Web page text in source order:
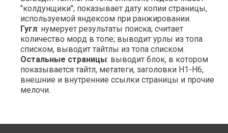
"колдунщики"; показывает дату копии страницы,
используемой яндексом при ранжировании.
Гугл: нумерует результаты поиска; считает
количество морд в топе; выводит урлы из топа
списком, выводит тайтлы из топа списком.
Остальные страницы: выводит блок, в котором
показывается тайтл, метатеги, заголовки H1-H6,
внешние и внутренние ссылки страницы и прочие
мелочи.